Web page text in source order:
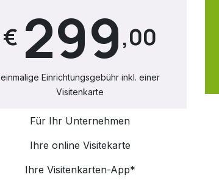
€ 299,00
einmalige Einrichtungsgebühr inkl. einer
Visitenkarte
Für Ihr Unternehmen
Ihre online Visitekarte
Ihre Visitenkarten-App*